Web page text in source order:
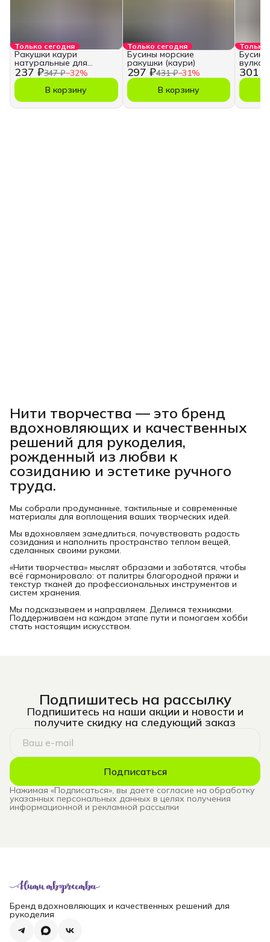
Только сегодня
237 ₽347 ₽−32%
Ракушки каури
натуральные для
творчества и рукоделия
В корзину
Только сегодня
297 ₽431 ₽−31%
Бусины морские
ракушки (каури)
В корзину
Только
301 ₽
Нити творчества — это бренд
вдохновляющих и качественных
решений для рукоделия,
рожденный из любви к
созиданию и эстетике ручного
труда.
Мы собрали продуманные, тактильные и современные
материалы для воплощения ваших творческих идей.
Мы вдохновляем замедлиться, почувствовать радость
созидания и наполнить пространство теплом вещей,
сделанных своими руками.
«Нити творчества» мыслят образами и заботятся, чтобы
всё гармонировало: от палитры благородной пряжи и
текстур тканей до профессиональных инструментов и
систем хранения.
Мы подсказываем и направляем. Делимся техниками.
Поддерживаем на каждом этапе пути и помогаем хобби
стать настоящим искусством.
Подпишитесь на рассылку
Подпишитесь на наши акции и новости и
получите скидку на следующий заказ
Подписаться
Нажимая «Подписаться», вы даете согласие на обработку
указанных персональных данных в целях получения
информационной и рекламной рассылки
Бренд вдохновляющих и качественных решений для
рукоделия